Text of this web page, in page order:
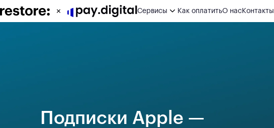
Сервисы
Работа
Как оплатитьО насКонтакты
Подписки Apple —